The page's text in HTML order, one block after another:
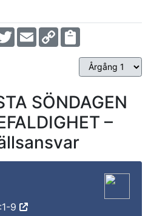
TwitterEmailCopy
Link
SÖNDAGEN
–
9